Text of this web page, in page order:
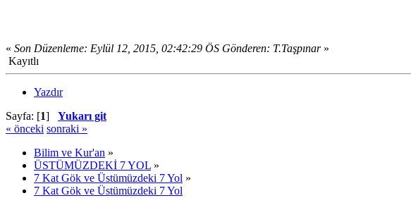
« Son Düzenleme: Eylül 12, 2015, 02:42:29 ÖS Gönderen: T.Taşpınar»
Kayıtlı
Yazdır
Sayfa: [1] Yukarı git
« önceki sonraki »
Bilim ve Kur'an »
ÜSTÜMÜZDEKİ 7 YOL »
7 Kat Gök ve Üstümüzdeki 7 Yol »
7 Kat Gök ve Üstümüzdeki 7 Yol